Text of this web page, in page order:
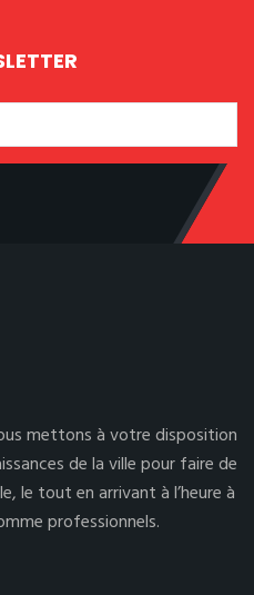
mettons à votre disposition
de la ville pour faire de
le tout en arrivant à l’heure à
professionnels.